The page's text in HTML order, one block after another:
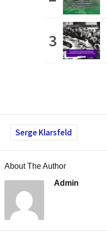
Serge Klarsfeld
About The Author
Admin